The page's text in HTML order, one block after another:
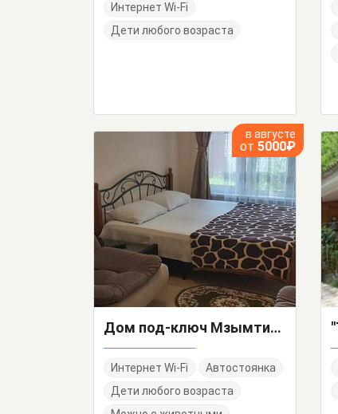
Интернет Wi-Fi
Дети любого возраста
в августе
от 5000₽
Дом под-ключ Мзымтинская 3/А
Интернет Wi-Fi
Автостоянка
Дети любого возраста